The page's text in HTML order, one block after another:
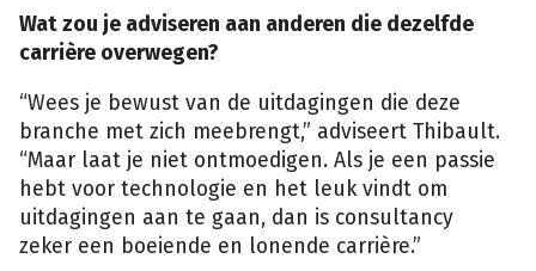
Wat zou je adviseren aan anderen die dezelfde
carrière overwegen?
“Wees je bewust van de uitdagingen die deze
branche met zich meebrengt,” adviseert Thibault.
“Maar laat je niet ontmoedigen. Als je een passie
hebt voor technologie en het leuk vindt om
uitdagingen aan te gaan, dan is consultancy
zeker een boeiende en lonende carrière.”